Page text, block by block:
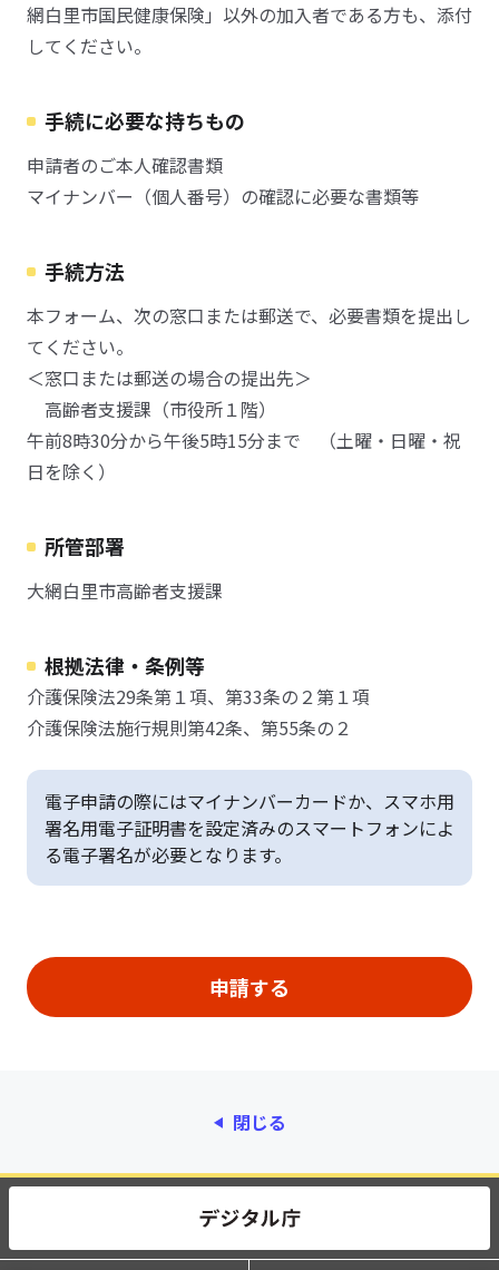
網白里市国民健康保険」以外の加入者である方も、添付
してください。
手続に必要な持ちもの
申請者のご本人確認書類
マイナンバー（個人番号）の確認に必要な書類等
手続方法
本フォーム、次の窓口または郵送で、必要書類を提出し
てください。
＜窓口または郵送の場合の提出先＞
高齢者支援課（市役所１階）
午前8時30分から午後5時15分まで （土曜・日曜・祝
日を除く）
所管部署
大網白里市高齢者支援課
根拠法律・条例等
介護保険法29条第１項、第33条の２第１項
介護保険法施行規則第42条、第55条の２
電子申請の際にはマイナンバーカードか、スマホ用
署名用電子証明書を設定済みのスマートフォンによ
る電子署名が必要となります。
閉じる